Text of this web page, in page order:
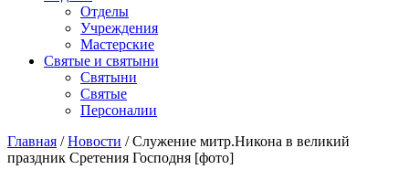
Отделы
Учреждения
Мастерские
Святые и святыни
Cвятыни
Cвятые
Персоналии
Главная /Новости /Служение митр.Никона в великий
праздник Сретения Господня [фото]